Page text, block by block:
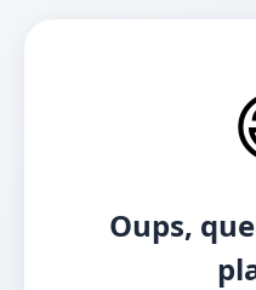
Oups,